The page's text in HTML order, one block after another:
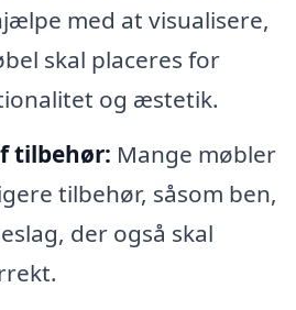
med at visualisere,
skal placeres for
og æstetik.
tilbehør: Mange møbler
tilbehør, såsom ben,
der også skal